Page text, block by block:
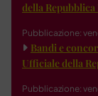
della
Pubblicazione:
Bandi e
Ufficiale della
Pubblicazione: